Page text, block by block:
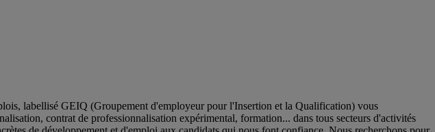
labellisé GEIQ (Groupement d'employeur pour l'Insertion et la Qualification) vous
contrat de professionnalisation expérimental, formation... dans tous secteurs d'activités